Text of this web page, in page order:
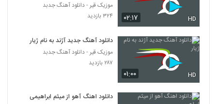
2768
دانلود آهنگ محمد ذاکر حسین ای چرخ
2769
دانلود آهنگ جدید و زیبای رامین بی باک با نام
فرصت
۴۳۲ بازدید
دانلود آهنگ آمین بچه نشو (Aamin Bache
۰۲:۱۷ HD
موزیک قیر - دانلود آهنگ جدبد
۳۲۴ بازدید
۰۱:۰۰ HD
دانلود آهنگ جدید آژند به نام ژیار
موزیک قیر - دانلود آهنگ جدبد
۲۸۷ بازدید
دانلود اهنگ آهو از میثم ابراهیمی